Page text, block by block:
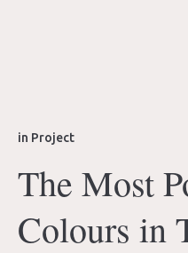
in Project
The Most
Colours in